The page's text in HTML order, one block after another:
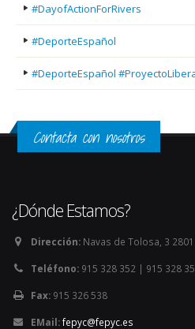
#DayofActionForRivers
#DeporteEspañol
#DeporteEspañol
Contacta con nosotros
¿Dónde Estamos?
Dirección: Navas de Tolosa, 3
Teléfono: 915 328 352 | 915 328
Fax: 915 326 538
EMail:fepyc@fepyc.es